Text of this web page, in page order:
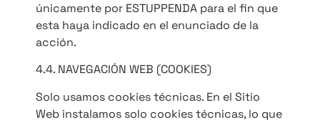
únicamente por ESTUPPENDA para el fin que
esta haya indicado en el enunciado de la
acción.
4.4. NAVEGACIÓN WEB (COOKIES)
Solo usamos cookies técnicas. En el Sitio
Web instalamos solo cookies técnicas, lo que